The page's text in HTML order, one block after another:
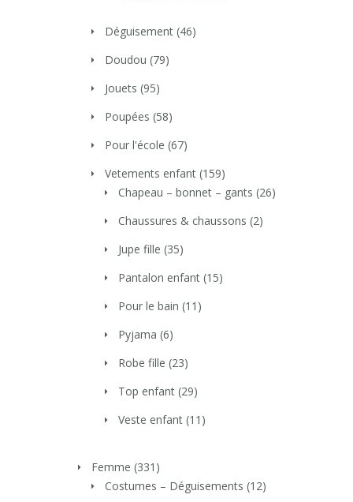
Déguisement (46)
Doudou (79)
Jouets (95)
Poupées (58)
Pour l'école (67)
Vetements enfant (159)
Chapeau – bonnet – gants (26)
Chaussures & chaussons (2)
Jupe fille (35)
Pantalon enfant (15)
Pour le bain (11)
Pyjama (6)
Robe fille (23)
Top enfant (29)
Veste enfant (11)
Femme (331)
Costumes – Déguisements (12)